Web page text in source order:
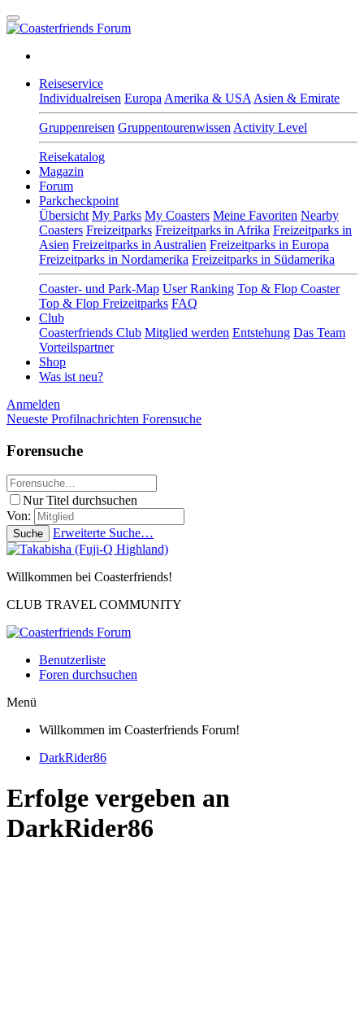
Reiseservice
Individualreisen Europa Amerika & USA Asien & Emirate
Gruppenreisen Gruppentourenwissen Activity Level
Reisekatalog
Magazin
Forum
Parkcheckpoint
Übersicht My Parks My Coasters Meine Favoriten Nearby
Coasters Freizeitparks Freizeitparks in Afrika Freizeitparks in
Asien Freizeitparks in Australien Freizeitparks in Europa
Freizeitparks in Nordamerika Freizeitparks in Südamerika
Coaster- und Park-Map User Ranking Top & Flop Coaster
Top & Flop Freizeitparks FAQ
Club
Coasterfriends Club Mitglied werden Entstehung Das Team
Vorteilspartner
Shop
Was ist neu?
Anmelden
Neueste Profilnachrichten Forensuche
Forensuche
Nur Titel durchsuchen
Von:
Suche Erweiterte Suche…
Willkommen bei Coasterfriends!
CLUB TRAVEL COMMUNITY
Benutzerliste
Foren durchsuchen
Menü
Willkommen im Coasterfriends Forum!
DarkRider86
Erfolge vergeben an
DarkRider86